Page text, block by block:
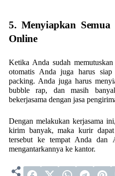
5. Menyiapkan Semua
Online
Ketika Anda sudah
otomatis Anda juga harus siap
packing. Anda juga harus
bubble rap, dan masih
bekerjasama dengan jasa
Dengan melakukan kerjasama
kirim banyak, maka kurir
tersebut ke tempat Anda dan
mengantarkannya ke kantor.